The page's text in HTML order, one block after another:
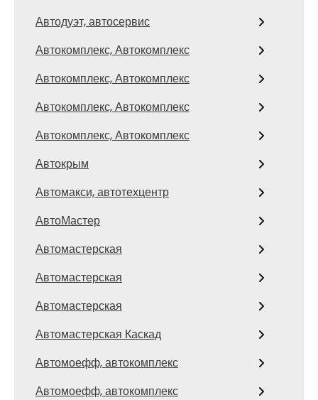
Автодуэт, автосервис
Автокомплекс, Автокомплекс
Автокомплекс, Автокомплекс
Автокомплекс, Автокомплекс
Автокомплекс, Автокомплекс
Автокрым
Автомакси, автотехцентр
АвтоМастер
Автомастерская
Автомастерская
Автомастерская
Автомастерская Каскад
Автомоефф, автокомплекс
Автомоефф, автокомплекс